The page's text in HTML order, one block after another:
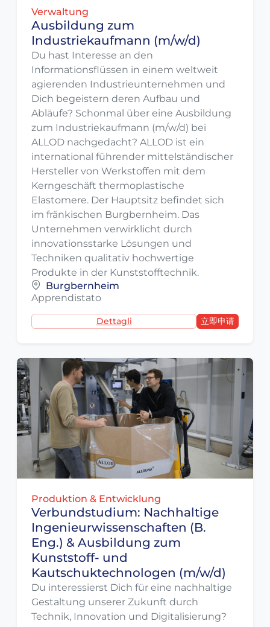
Verwaltung
Ausbildung zum
Industriekaufmann (m/w/d)
Du hast Interesse an den
Informationsflüssen in einem weltweit
agierenden Industrieunternehmen und
Dich begeistern deren Aufbau und
Abläufe? Schonmal über eine Ausbildung
zum Industriekaufmann (m/w/d) bei
ALLOD nachgedacht? ALLOD ist ein
international führender mittelständischer
Hersteller von Werkstoffen mit dem
Kerngeschäft thermoplastische
Elastomere. Der Hauptsitz befindet sich
im fränkischen Burgbernheim. Das
Unternehmen verwirklicht durch
innovationsstarke Lösungen und
Techniken qualitativ hochwertige
Produkte in der Kunststofftechnik.
Burgbernheim
Apprendistato
Dettagli 立即申请
Produktion & Entwicklung
Verbundstudium: Nachhaltige
Ingenieurwissenschaften (B.
Eng.) & Ausbildung zum
Kunststoff- und
Kautschuktechnologen (m/w/d)
Du interessierst Dich für eine nachhaltige
Gestaltung unserer Zukunft durch
Technik, Innovation und Digitalisierung?